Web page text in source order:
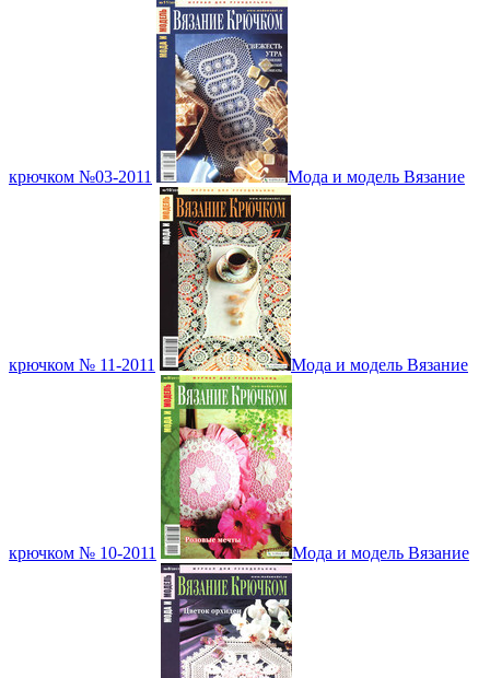
крючком №03-2011 Мода и модель Вязание
крючком № 11-2011 Мода и модель Вязание
крючком № 10-2011 Мода и модель Вязание